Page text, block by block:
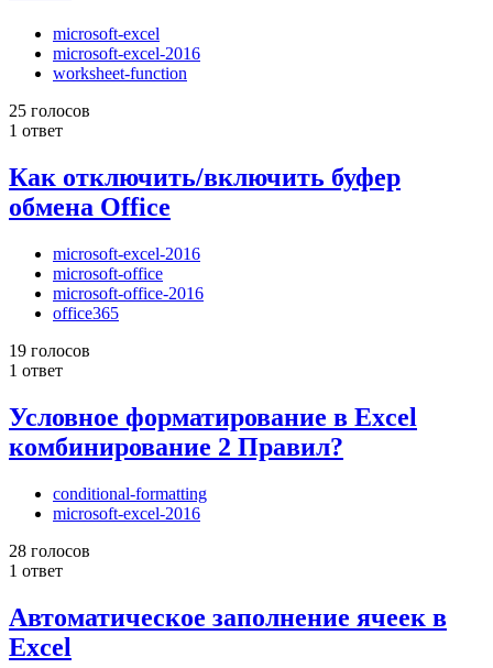
microsoft-excel
microsoft-excel-2016
worksheet-function
25 голосов
1 ответ
Как отключить/включить буфер
обмена Office
microsoft-excel-2016
microsoft-office
microsoft-office-2016
office365
19 голосов
1 ответ
Условное форматирование в Excel
комбинирование 2 Правил?
conditional-formatting
microsoft-excel-2016
28 голосов
1 ответ
Автоматическое заполнение ячеек в
Excel